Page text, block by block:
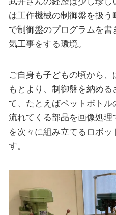
は工作機械の制御盤を扱
で制御盤のプログラムを
気工事をする環境。
ご自身も子どもの頃から
もとより、制御盤を納め
て、たとえばペットボト
流れてくる部品を画像処
を次々に組み立てるロボ
す。